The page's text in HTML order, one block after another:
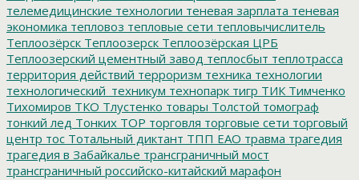
телемедицинские технологии теневая зарплата теневая
экономика тепловоз тепловые сети тепловычислитель
Теплоозёрск Теплоозерск Теплоозёрская ЦРБ
Теплоозерский цементный завод теплосбыт теплотрасса
территория действий терроризм техника технологии
технологический_техникум технопарк тигр ТИК Тимченко
Тихомиров ТКО Тлустенко товары Толстой томограф
тонкий лед Тонких ТОР торговля торговые сети торговый
центр тос Тотальный диктант ТПП ЕАО травма трагедия
трагедия в Забайкалье трансграничный мост
трансграничный российско-китайский марафон